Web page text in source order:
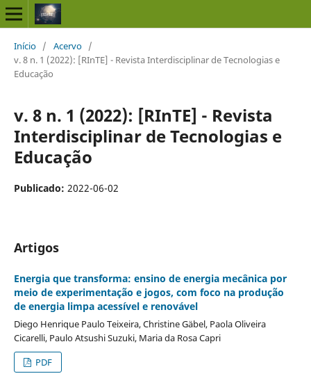
Início / Acervo /
v. 8 n. 1 (2022): [RInTE] - Revista Interdisciplinar de Tecnologias e
Educação
v. 8 n. 1 (2022): [RInTE] - Revista
Interdisciplinar de Tecnologias e
Educação
Publicado: 2022-06-02
Artigos
Energia que transforma: ensino de energia mecânica por
meio de experimentação e jogos, com foco na produção
de energia limpa acessível e renovável
Diego Henrique Paulo Teixeira, Christine Gäbel, Paola Oliveira
Cicarelli, Paulo Atsushi Suzuki, Maria da Rosa Capri
PDF